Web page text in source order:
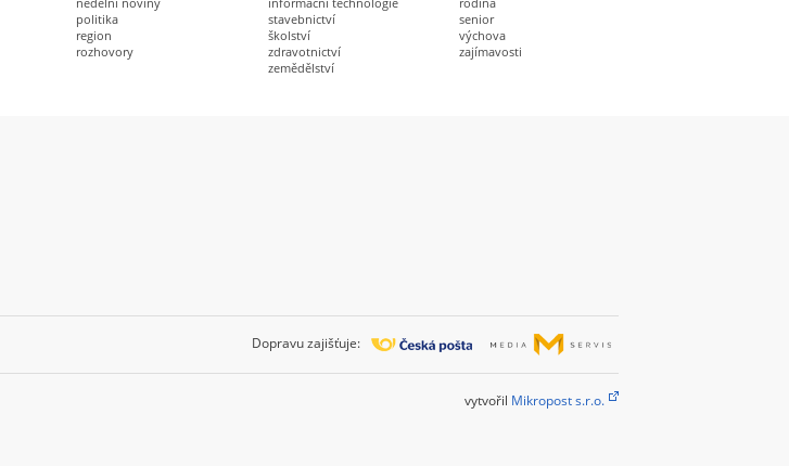
politika
region
rozhovory
stavebnictví
školství
zdravotnictví
zemědělství
senior
výchova
zajímavosti
Dopravu zajišťuje:
vytvořil Mikropost s.r.o.